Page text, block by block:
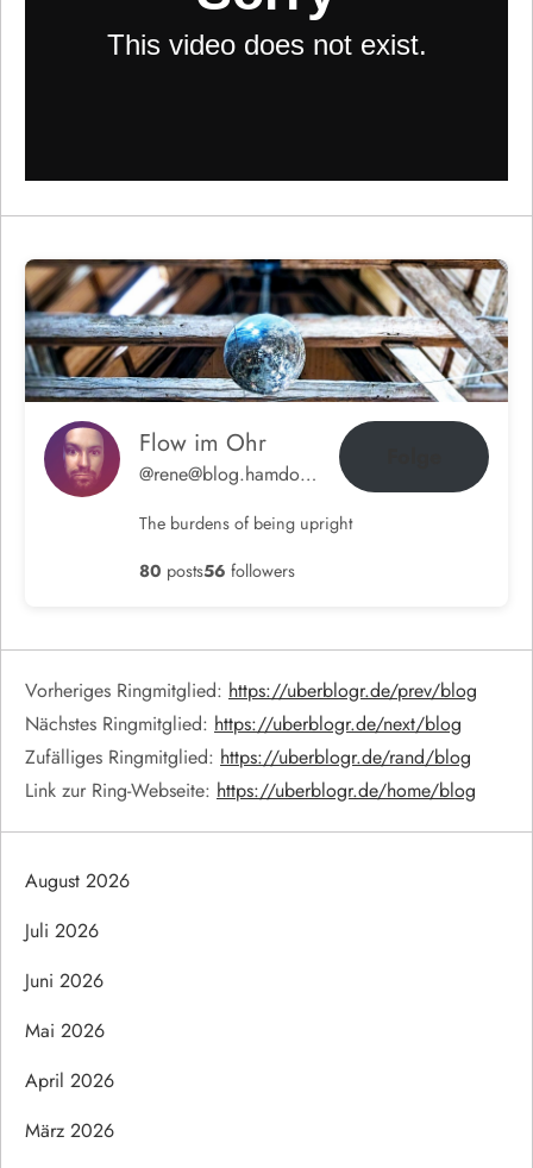
Flow im Ohr
@rene@blog.hamdorf.org
The burdens of being upright
80 posts56 followers
Vorheriges Ringmitglied: https://uberblogr.de/prev/blog
Nächstes Ringmitglied: https://uberblogr.de/next/blog
Zufälliges Ringmitglied: https://uberblogr.de/rand/blog
Link zur Ring-Webseite: https://uberblogr.de/home/blog
August 2026
Juli 2026
Juni 2026
Mai 2026
April 2026
März 2026